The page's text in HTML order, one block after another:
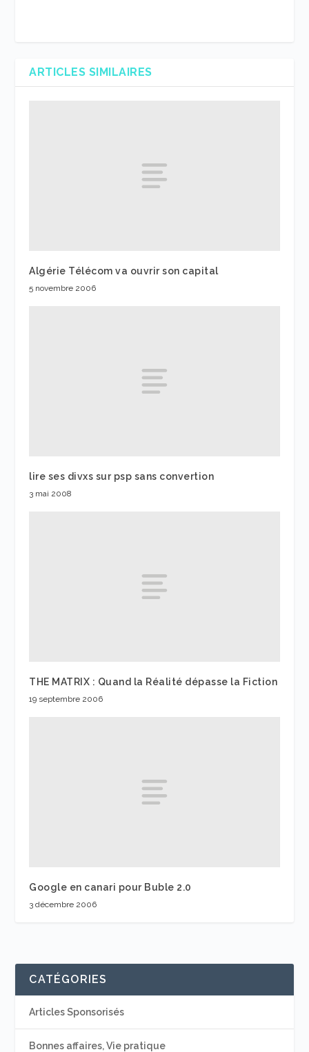
ARTICLES SIMILAIRES
Algérie Télécom va ouvrir son capital
5 novembre 2006
lire ses divxs sur psp sans convertion
3 mai 2008
THE MATRIX : Quand la Réalité dépasse la Fiction
19 septembre 2006
Google en canari pour Buble 2.0
3 décembre 2006
CATÉGORIES
Articles Sponsorisés
Bonnes affaires, Vie pratique